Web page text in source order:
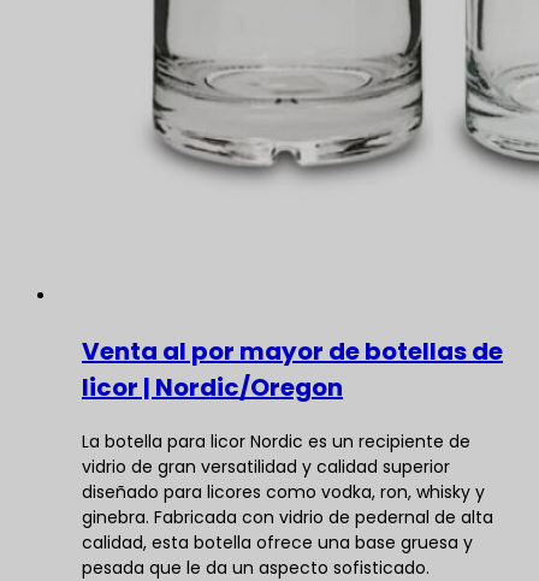
Venta al por mayor de botellas de
licor | Nordic/Oregon
La botella para licor Nordic es un recipiente de
vidrio de gran versatilidad y calidad superior
diseñado para licores como vodka, ron, whisky y
ginebra. Fabricada con vidrio de pedernal de alta
calidad, esta botella ofrece una base gruesa y
pesada que le da un aspecto sofisticado.